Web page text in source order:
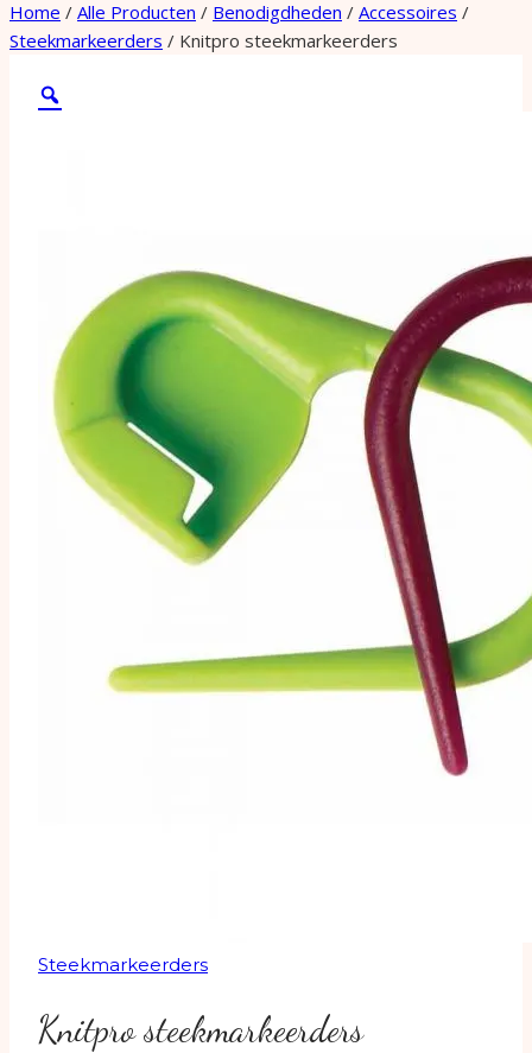
Home / Alle Producten / Benodigdheden / Accessoires /
Steekmarkeerders / Knitpro steekmarkeerders
Steekmarkeerders
Knitpro steekmarkeerders